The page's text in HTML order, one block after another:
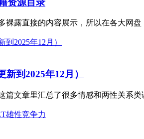
裸露直接的内容展示，所以在各大网
到2025年12月）
篇文章里汇总了很多情感和两性关系